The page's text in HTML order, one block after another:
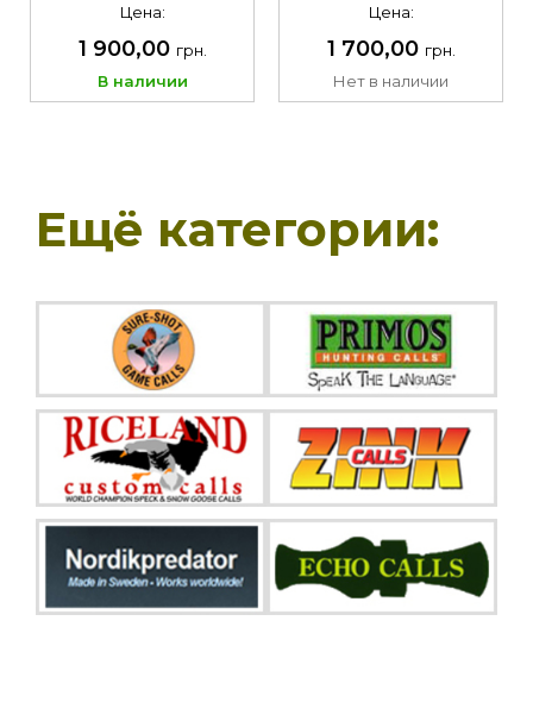
Материал:
поликарбонат
Цена:
1 900,00 грн.
В наличии
поликарбонат
Цена:
1 700,00 грн.
Нет в наличии
Ещё категории: